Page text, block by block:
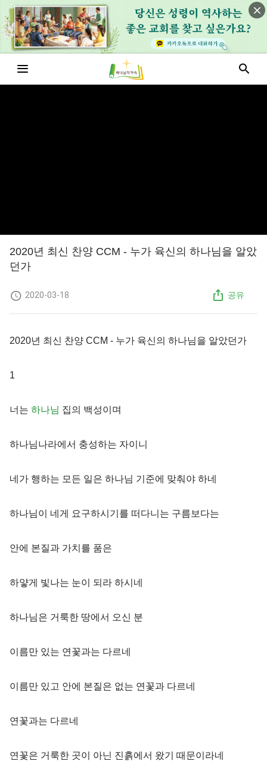
2020년 최신 찬양 CCM - 누가 육신의 하나님을 알았
던가
2020-03-18 공유
2020년 최신 찬양 CCM - 누가 육신의 하나님을 알았던가
1
너는 하나님 집의 백성이며
하나님나라에서 충성하는 자이니
네가 행하는 모든 일은 하나님 기준에 맞춰야 하네
하나님이 네게 요구하시기를 떠다니는 구름보다는
안에 본질과 가치를 품은
하얗게 빛나는 눈이 되라 하시네
하나님은 거룩한 땅에서 오신 분
이름만 있는 연꽃과는 다르네
이름만 있고 안에 본질은 없는 연꽃과 다르네
연꽃과는 다르네
연꽃은 거룩한 곳이 아닌 진흙에서 왔기 때문이라네